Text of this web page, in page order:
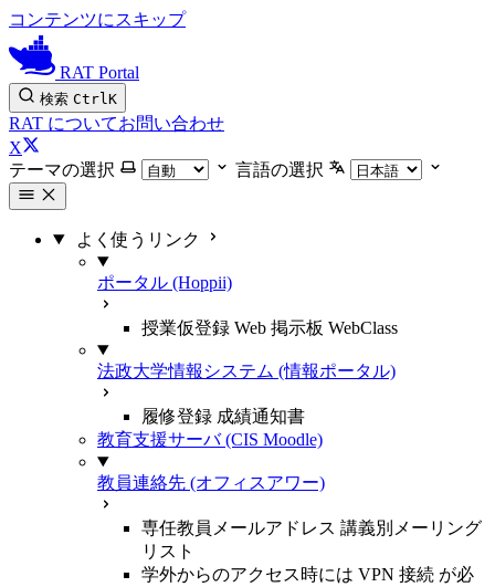
コンテンツにスキップ
RAT Portal
検索 CtrlK
RAT についてお問い合わせ
X
テーマの選択
言語の選択
よく使うリンク
ポータル (Hoppii)
授業仮登録 Web 掲示板 WebClass
法政大学情報システム (情報ポータル)
履修登録 成績通知書
教育支援サーバ (CIS Moodle)
教員連絡先 (オフィスアワー)
専任教員メールアドレス 講義別メーリング
リスト
学外からのアクセス時には VPN 接続 が必